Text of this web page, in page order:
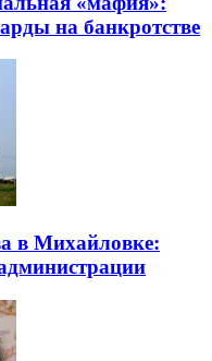
на банкротстве
в Михайловке: